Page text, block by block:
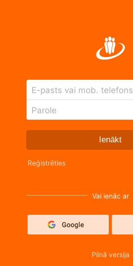
E-pasts vai mob. telefons
Parole
Ienākt
Reģistrēties
Vai ienāc ar
Pilnā versija